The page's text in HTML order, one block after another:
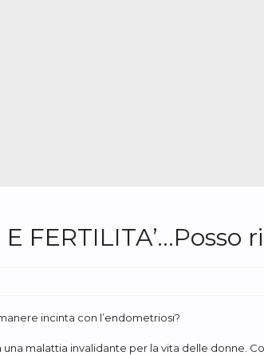
incinta con l’endometriosi?
una malattia invalidante per la vita delle donne.